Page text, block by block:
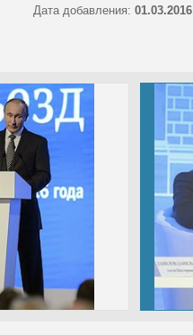
Дата добавления: 01.03.2016